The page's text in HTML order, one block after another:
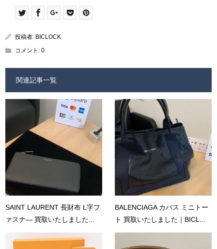
投稿者: BICLOCK
コメント:0
関連記事一覧
SAINT LAURENT 長財布 L字フ
ァスナ― 買取いたしました...
BALENCIAGA カバス ミニトー
ト 買取いたしました｜BICL...